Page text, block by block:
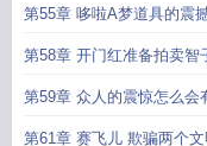
第55章 哆啦A梦道具的震
存在了
第58章 开门红准备拍卖智
第59章 众人的震惊怎么会
洁这么天真的人存在
第61章 赛飞儿 欺骗两个